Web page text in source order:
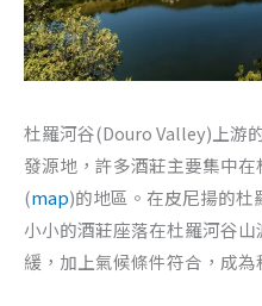
杜羅河谷(Douro Valley)上游
發源地，許多酒莊主要集中
(map)的地區。在皮尼揚的
小小的酒莊座落在杜羅河谷
緩，加上氣候條件符合，成